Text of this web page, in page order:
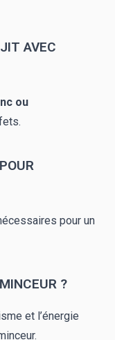
AVEC
ou
pour un
?
et l’énergie